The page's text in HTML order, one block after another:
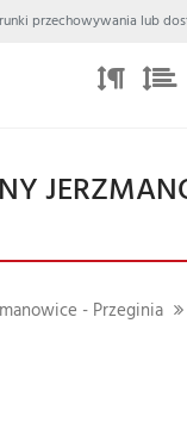
przechowywania lub
- Przeginia